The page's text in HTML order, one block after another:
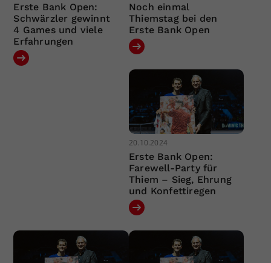
Erste Bank Open:
Schwärzler gewinnt
4 Games und viele
Erfahrungen
Noch einmal
Thiemstag bei den
Erste Bank Open
20.10.2024
Erste Bank Open:
Farewell-Party für
Thiem – Sieg, Ehrung
und Konfettiregen